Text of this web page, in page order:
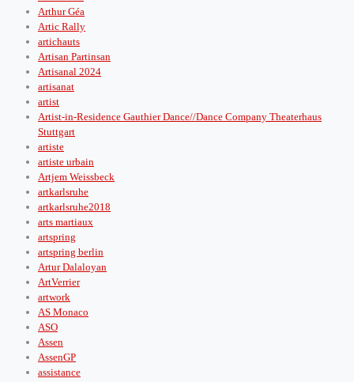
Arthur Géa
Artic Rally
artichauts
Artisan Partinsan
Artisanal 2024
artisanat
artist
Artist-in-Residence Gauthier Dance//Dance Company Theaterhaus
Stuttgart
artiste
artiste urbain
Artjem Weissbeck
artkarlsruhe
artkarlsruhe2018
arts martiaux
artspring
artspring berlin
Artur Dalaloyan
ArtVerrier
artwork
AS Monaco
ASO
Assen
AssenGP
assistance